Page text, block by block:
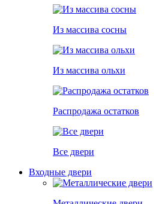
Из массива сосны
Из массива ольхи
Распродажа остатков
Все двери
Входные двери